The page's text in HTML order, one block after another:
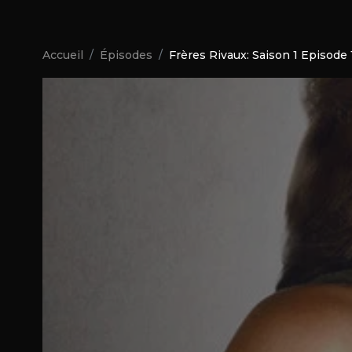
Accueil Épisodes Frères Rivaux: Saison 1 Episode